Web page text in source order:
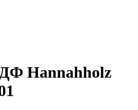
Hannahholz